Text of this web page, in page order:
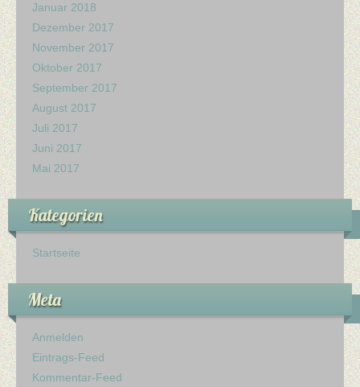
Januar 2018
Dezember 2017
November 2017
Oktober 2017
September 2017
August 2017
Juli 2017
Juni 2017
Mai 2017
Kategorien
Startseite
Meta
Anmelden
Eintrags-Feed
Kommentar-Feed